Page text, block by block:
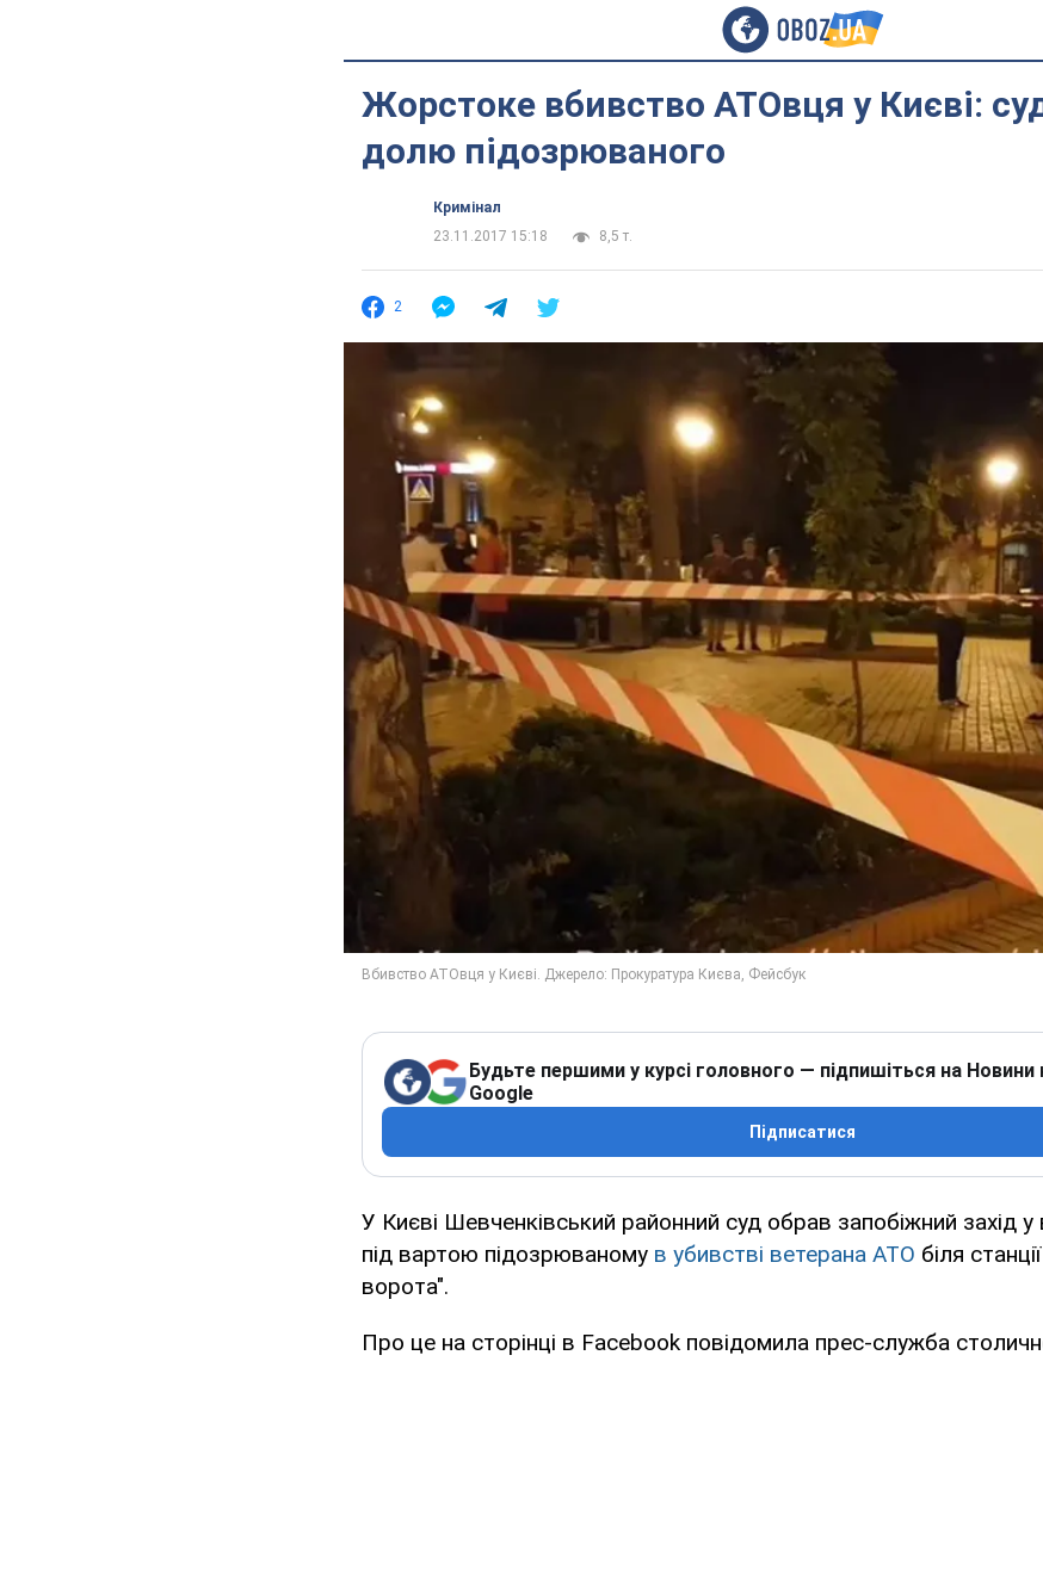
Жорстоке вбивство АТОвця у Києві:
долю підозрюваного
Кримінал
23.11.2017 15:18
8,5 т.
2
Будьте першими у курсі головного — підпишіться на Новини
Google
Підписатися
У Києві Шевченківський районний суд обрав запобіжний захід у
під вартою підозрюваному в убивстві ветерана АТО біля
ворота".
Про це на сторінці в Facebook повідомила прес-служба